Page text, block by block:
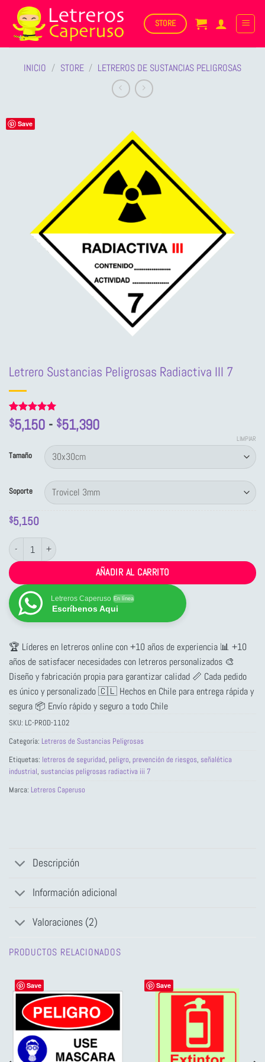
Saltar
contenido
STORE
INICIO / STORE / LETREROS DE SUSTANCIAS PELIGROSAS
Save
Letrero Sustancias Peligrosas Radiactiva III 7
Valorado
con5de 5
1
valoración
de un
$5,150 - $51,390Rango
desde
$5,150
hasta
$51,390
Tamaño
Soporte
LIMPIAR
$5,150
Letrero Sustancias Peligrosas Radiactiva III 7 cantidad
AÑADIR AL CARRITO
Letreros Caperuso En línea
Escríbenos Aqui
🏆 Líderes en letreros online con +10 años de experiencia 📊 +10
años de satisfacer necesidades con letreros personalizados 🎨
Diseño y fabricación propia para garantizar calidad 📏 Cada pedido
es único y personalizado 🇨🇱 Hechos en Chile para entrega rápida y
segura 📦 Envío rápido y seguro a todo Chile
SKU: LC-PROD-1102
Categoría: Letreros de Sustancias Peligrosas
Etiquetas: letreros de seguridad, peligro, prevención de riesgos, señalética
industrial, sustancias peligrosas radiactiva iii 7
Marca: Letreros Caperuso
Descripción
Información adicional
Valoraciones (2)
PRODUCTOS RELACIONADOS
Save Save